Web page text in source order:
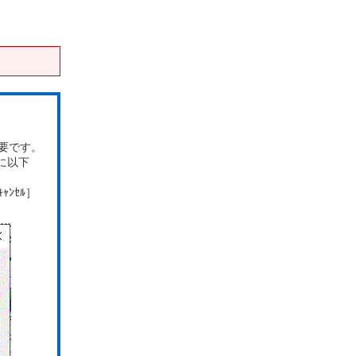
す。
以下
ｾﾙ］